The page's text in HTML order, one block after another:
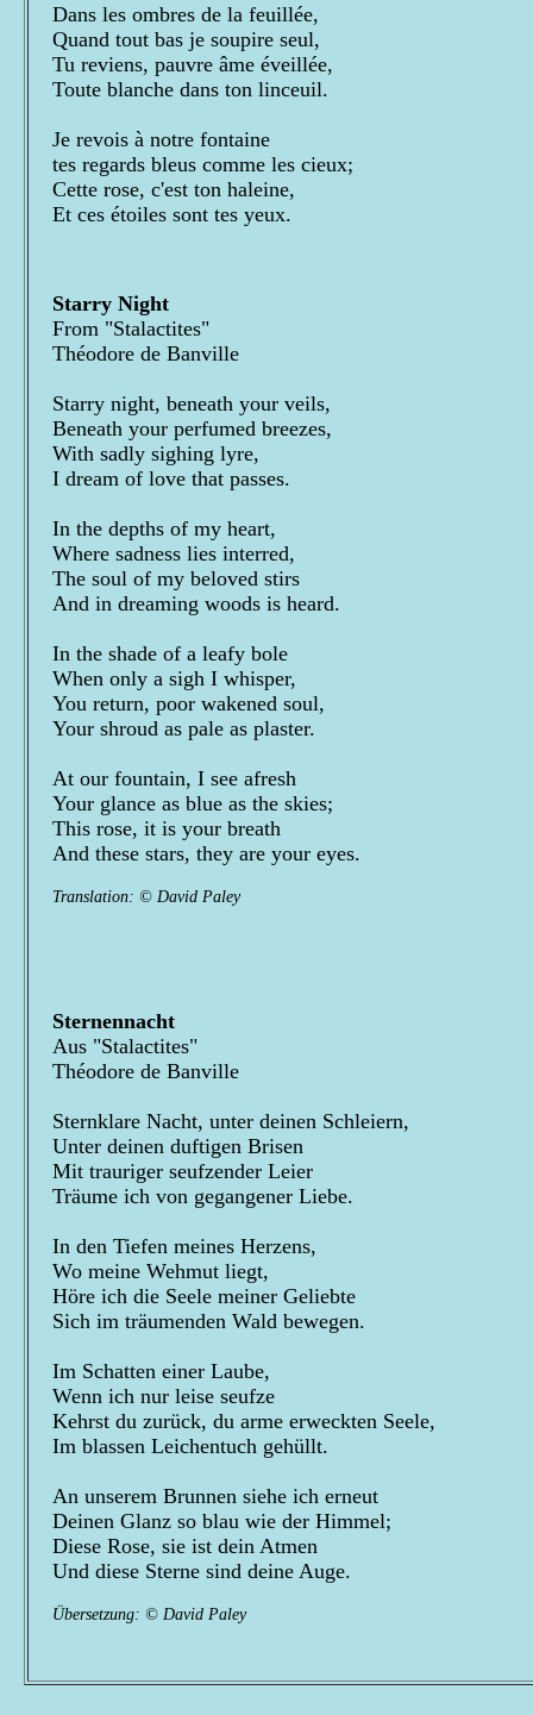
Dans les ombres de la feuillée,
Quand tout bas je soupire seul,
Tu reviens, pauvre âme éveillée,
Toute blanche dans ton linceuil.
Je revois à notre fontaine
tes regards bleus comme les cieux;
Cette rose, c'est ton haleine,
Et ces étoiles sont tes yeux.
Starry Night
From "Stalactites"
Théodore de Banville
Starry night, beneath your veils,
Beneath your perfumed breezes,
With sadly sighing lyre,
I dream of love that passes.
In the depths of my heart,
Where sadness lies interred,
The soul of my beloved stirs
And in dreaming woods is heard.
In the shade of a leafy bole
When only a sigh I whisper,
You return, poor wakened soul,
Your shroud as pale as plaster.
At our fountain, I see afresh
Your glance as blue as the skies;
This rose, it is your breath
And these stars, they are your eyes.
Translation: © David Paley
Sternennacht
Aus "Stalactites"
Théodore de Banville
Sternklare Nacht, unter deinen Schleiern,
Unter deinen duftigen Brisen
Mit trauriger seufzender Leier
Träume ich von gegangener Liebe.
In den Tiefen meines Herzens,
Wo meine Wehmut liegt,
Höre ich die Seele meiner Geliebte
Sich im träumenden Wald bewegen.
Im Schatten einer Laube,
Wenn ich nur leise seufze
Kehrst du zurück, du arme erweckten Seele,
Im blassen Leichentuch gehüllt.
An unserem Brunnen siehe ich erneut
Deinen Glanz so blau wie der Himmel;
Diese Rose, sie ist dein Atmen
Und diese Sterne sind deine Auge.
Übersetzung: © David Paley